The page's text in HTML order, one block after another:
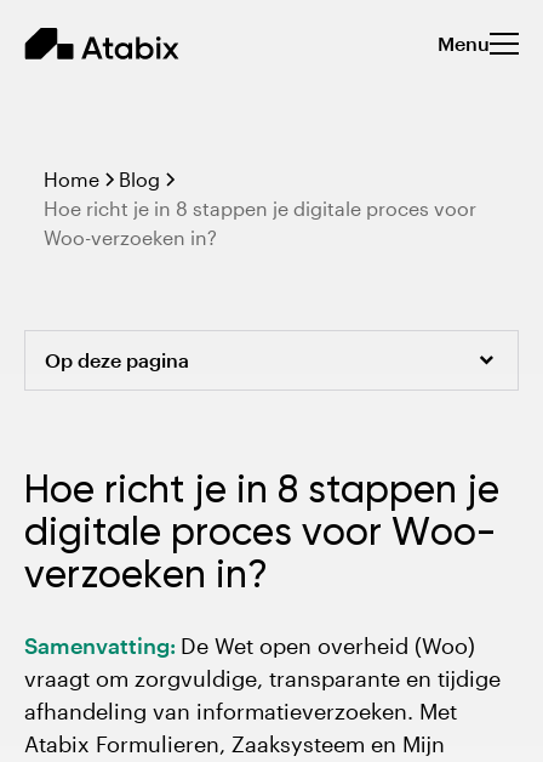
Menu
Home
Blog
Hoe richt je in 8 stappen je digitale proces voor
Woo-verzoeken in?
Op deze pagina
Zaaksysteem: Behandelen, bewaken en
archiveren
Mijn Portaal: Het overzicht voor aanvragen en
Richt in 8 stappen het proces voor een Woo-
verzoek in
Hoe richt je in 8 stappen je
digitale proces voor Woo-
verzoeken in?
Samenvatting: De Wet open overheid (Woo)
vraagt om zorgvuldige, transparante en tijdige
afhandeling van informatieverzoeken. Met
Atabix Formulieren, Zaaksysteem en Mijn